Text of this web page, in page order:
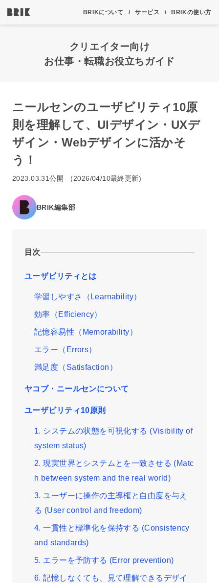
BRIKについて サービス BRIKの使い方
クリエイター向け
お仕事・転職お役立ちガイド
ニールセンのユーザビリティ10原
則を理解して、UIデザイン・UXデ
ザイン・Webデザインに活かそ
う！
2023.03.31公開 (2026/04/10最終更新)
BRIK編集部
目次
ユーザビリティとは
学習しやすさ（Learnability）
効率（Efficiency）
記憶容易性（Memorability）
エラー（Errors）
満足度（Satisfaction）
ヤコブ・ニールセンについて
ユーザビリティ10原則
1. システムの状態を可視化する (Visibility of
system status)
2. 現実世界とシステムとを一致させる (Matc
h between system and the real world)
3. ユーザーに操作の主導権と自由度を与え
る (User control and freedom)
4. 一貫性と標準化を保持する (Consistency
and standards)
5. エラーを予防する (Error prevention)
6. 記憶しなくても、見て理解できるデザイ